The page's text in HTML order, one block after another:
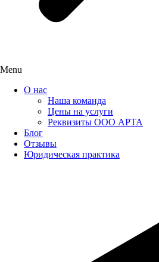
Menu
О нас
Наша команда
Цены на услуги
Реквизиты ООО АРТА
Блог
Отзывы
Юридическая практика